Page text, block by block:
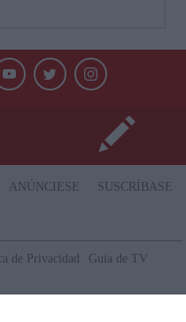
ANÚNCIESE
SUSCRÍBASE
de Privacidad
Guía de TV